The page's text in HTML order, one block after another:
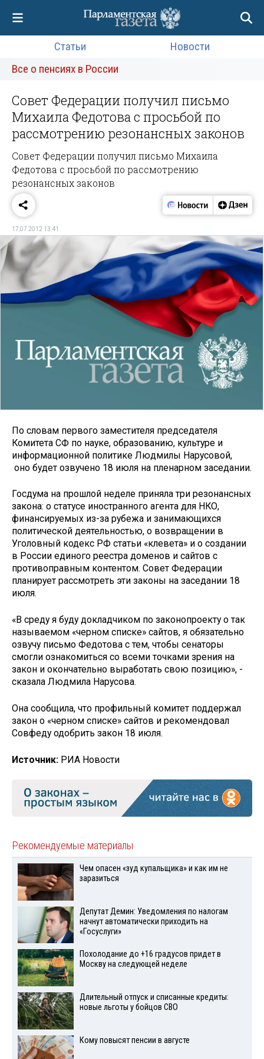
Статьи
Новости
Все о пенсиях в России
Совет Федерации получил письмо
Михаила Федотова с просьбой по
рассмотрению резонансных законов
Совет Федерации получил письмо Михаила
Федотова с просьбой по рассмотрению
резонансных законов
17.07.2012 13:41
По словам первого заместителя председателя
Комитета СФ по науке, образованию, культуре и
информационной политике Людмилы Нарусовой,
оно будет озвучено 18 июля на пленарном заседании.
Госдума на прошлой неделе приняла три резонансных
закона: о статусе иностранного агента для НКО,
финансируемых из-за рубежа и занимающихся
политической деятельностью, о возвращении в
Уголовный кодекс РФ статьи «клевета» и о создании
в России единого реестра доменов и сайтов с
противоправным контентом. Совет Федерации
планирует рассмотреть эти законы на заседании 18
июля.
«В среду я буду докладчиком по законопроекту о так
называемом «черном списке» сайтов, я обязательно
озвучу письмо Федотова с тем, чтобы сенаторы
смогли ознакомиться со всеми точками зрения на
закон и окончательно выработать свою позицию», -
сказала Людмила Нарусова.
Она сообщила, что профильный комитет поддержал
закон о «черном списке» сайтов и рекомендовал
Совфеду одобрить закон 18 июля.
Источник: РИА Новости
Рекомендуемые материалы
Чем опасен «зуд купальщика» и как им не
заразиться
Депутат Демин: Уведомления по налогам
начнут автоматически приходить на
«Госуслуги»
Похолодание до +16 градусов придет в
Москву на следующей неделе
Длительный отпуск и списанные кредиты:
новые льготы у бойцов СВО
Кому повысят пенсии в августе